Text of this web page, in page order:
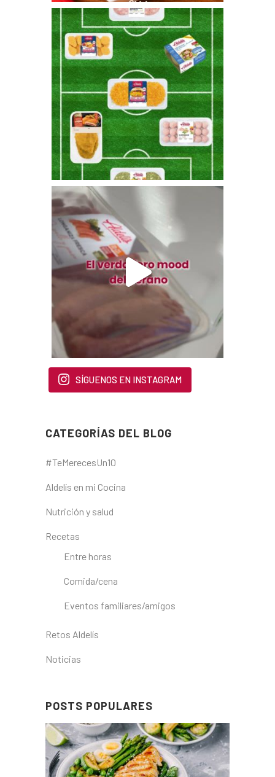
SÍGUENOS EN INSTAGRAM
CATEGORÍAS DEL BLOG
#TeMerecesUn10
Aldelís en mi Cocina
Nutrición y salud
Recetas
Entre horas
Comida/cena
Eventos familiares/amigos
Retos Aldelís
Noticias
POSTS POPULARES